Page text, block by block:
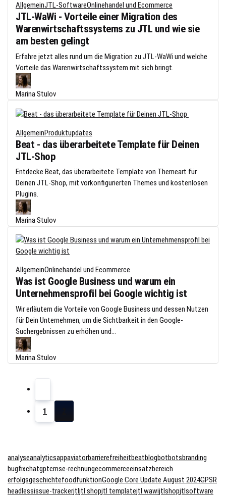
AllgemeinJTL-SoftwareOnlinehandel und Ecommerce
JTL-WaWi - Vorteile einer Migration des
Warenwirtschaftssystems zu JTL und wie sie
am besten gelingt
Erfahre jetzt alles rund um die Migration zu JTL-WaWi und welche
Vorteile das Warenwirtschaftssystem mit sich bringt.
Marina Stulov
AllgemeinProduktupdates
Beat - das überarbeitete Template für Deinen
JTL-Shop
Entdecke Beat, das überarbeitete Template von Themeart für
Deinen JTL-Shop, mit vorkonfigurierten Themes und kostenlosen
Plugins.
Marina Stulov
AllgemeinOnlinehandel und Ecommerce
Was ist Google Business und warum ein
Unternehmensprofil bei Google wichtig ist
Wir erläutern die Vorteile von Google Business und dessen Nutzen
für Dein Unternehmen, um die Sichtbarkeit in den Google-
Suchergebnissen zu erhöhen und...
Marina Stulov
1
analyseanalyticsappaviatorbarrierefreiheitbeatblogbotbotsbranding
bugfixchatgptcmse-rechnungecommerceeinsatzbereich
erfolgsgeschichtefoodfunktionGoogle Core Update August 2024GPSR
headlessissue-trackerjtl jtl shopjtl templatejtl wawijtlshopjtlsoftware